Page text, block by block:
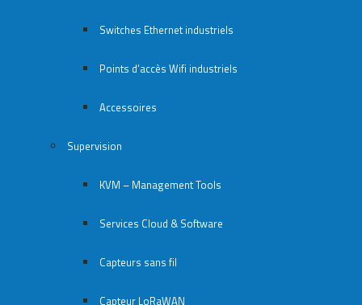
Switches Ethernet industriels
Points d’accès Wifi industriels
Accessoires
Supervision
KVM – Management Tools
Services Cloud & Software
Capteurs sans fil
Capteur LoRaWAN